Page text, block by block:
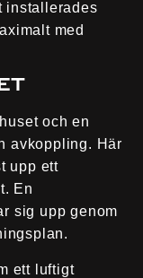
installerades
med
och en
avkoppling. Här
upp ett
En
sig upp genom
ett luftigt